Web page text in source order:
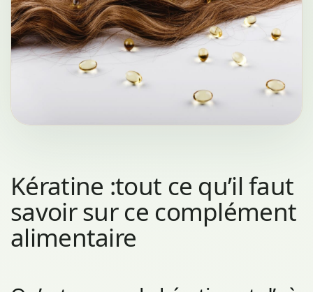
Kératine :tout ce qu’il faut
savoir sur ce complément
alimentaire